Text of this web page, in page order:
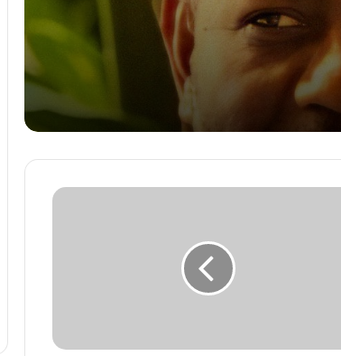
جنة همام.. طفولة ينهكها المرض وأم تنتظر
بصيص أمل للعلاج خارج غزة
لمواجهة تهديدات ترامب.. تجنيد إلزامى ممتد
الأردن يؤيد بيان مصر وقطر وتركيا بإدانة